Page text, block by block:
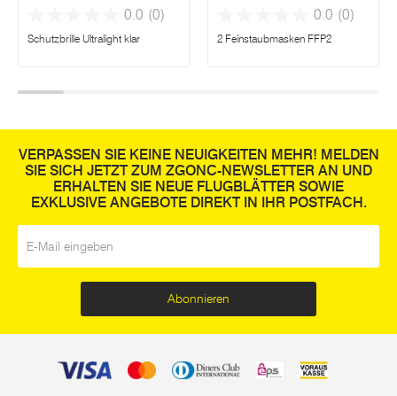
0.0 (0)
Schutzbrille Ultralight klar
0.0 (0)
2 Feinstaubmasken FFP2
VERPASSEN SIE KEINE NEUIGKEITEN MEHR! MELDEN
SIE SICH JETZT ZUM ZGONC-NEWSLETTER AN UND
ERHALTEN SIE NEUE FLUGBLÄTTER SOWIE
EXKLUSIVE ANGEBOTE DIREKT IN IHR POSTFACH.
Abonnieren